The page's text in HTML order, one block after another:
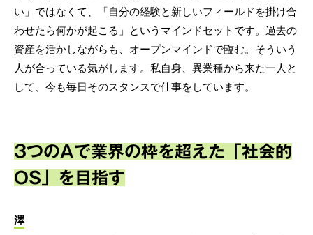
い」ではなくて、「自分の経験と新しいフィールドを掛け合
わせたら何かが起こる」というマインドセットです。過去の
資産を活かしながらも、オープンマインドで臨む。そういう
人が合っている気がします。私自身、異業種から来た一人と
して、今も毎日そのスタンスで仕事をしています。
3つのAで業界の枠を超えた「社会的
OS」を目指す
澤